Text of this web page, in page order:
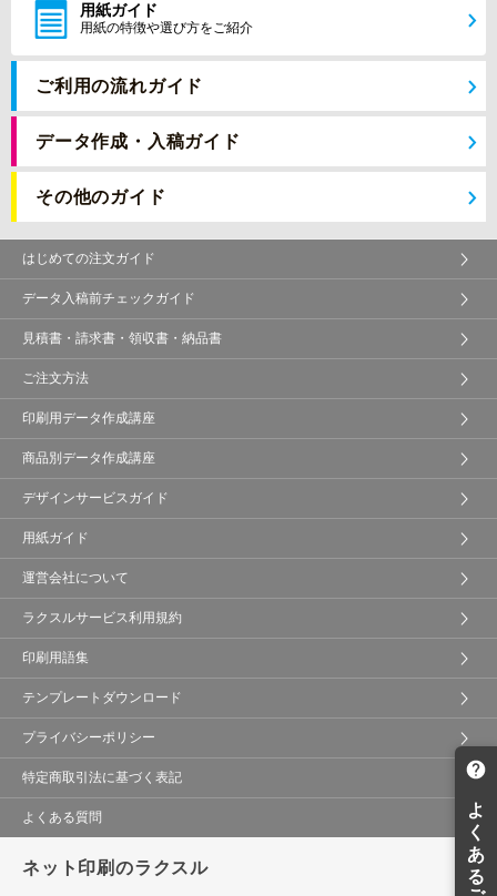
用紙ガイド
用紙の特徴や選び方をご紹介
ご利用の流れガイド
データ作成・入稿ガイド
その他のガイド
はじめての注文ガイド
データ入稿前チェックガイド
見積書・請求書・領収書・納品書
ご注文方法
印刷用データ作成講座
商品別データ作成講座
デザインサービスガイド
用紙ガイド
運営会社について
ラクスルサービス利用規約
印刷用語集
テンプレートダウンロード
プライバシーポリシー
特定商取引法に基づく表記
よくある質問
ネット印刷のラクスル